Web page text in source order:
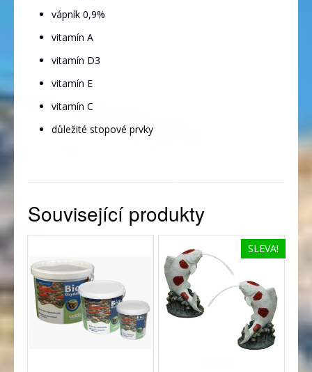
vápník 0,9%
vitamín A
vitamín D3
vitamín E
vitamín C
důležité stopové prvky
Související produkty
SLEVA!